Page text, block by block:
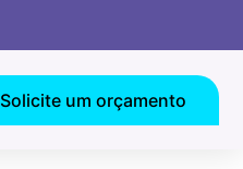
Solicite um orçamento